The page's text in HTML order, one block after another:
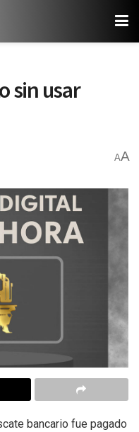
sin usar
AA
bancario fue pagado